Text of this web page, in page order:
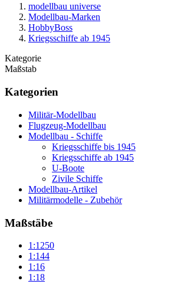
modellbau universe
Modellbau-Marken
HobbyBoss
Kriegsschiffe ab 1945
Kategorie
Maßstab
Kategorien
Militär-Modellbau
Flugzeug-Modellbau
Modellbau - Schiffe
Kriegsschiffe bis 1945
Kriegsschiffe ab 1945
U-Boote
Zivile Schiffe
Modellbau-Artikel
Militärmodelle - Zubehör
Maßstäbe
1:1250
1:144
1:16
1:18